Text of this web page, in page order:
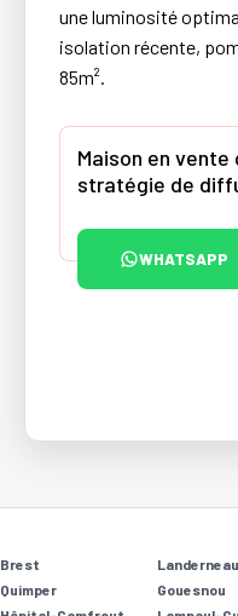
une luminosité
isolation récente,
85m².
Maison en
stratégie de
WHATSAPP
Brest Landerneau
Quimper
Gouesnou